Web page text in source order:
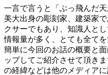
一言で言うと「ぶっ飛んだ
美大出身の彫刻家、建築家
クサーでもあり、知識人と
情報量が多く、とても全て
簡単に今回のお話の概要と
ップしてご紹介させて頂き
の経緯などは他のメディア